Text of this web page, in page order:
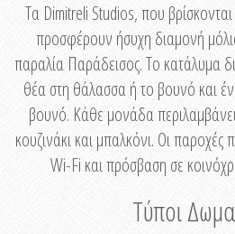
Τα Dimitreli Studios, που
προσφέρουν ήσυχη διαμονή
παραλία Παράδεισος. Το κατάλυμα
θέα στη θάλασσα ή το βουνό και
βουνό. Κάθε μονάδα
κουζινάκι και μπαλκόνι. Οι παροχές
Wi-Fi και πρόσβαση σε
Τύποι